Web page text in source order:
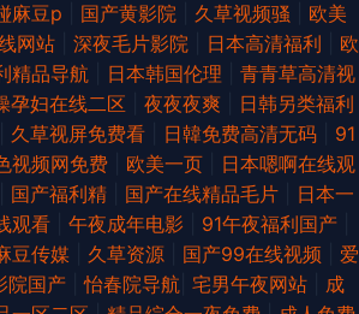
麻豆p 国产黄影院 久草视频骚
欧美
网站 深夜毛片影院 日本高清福利
欧
精品导航 日本韩国伦理
青青草高清视
孕妇在线二区 夜夜夜爽
日韩另类福利
久草视屏免费看 日韓免费高清无码
91
视频网免费 欧美一页
日本嗯啊在线观
国产福利精 国产在线精品毛片
日本一
观看 午夜成年电影 91午夜福利国产
豆传媒 久草资源 国产99在线视频
爱
院国产 |怡春院导航 宅男午夜网站
成